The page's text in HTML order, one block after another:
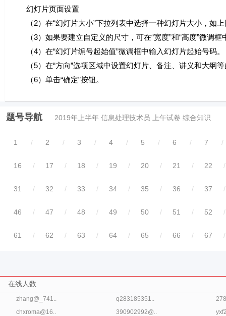
幻灯片页面设置
（2）在“幻灯片大小”下拉列表中选择一种幻灯片大小，如上
（3）如果要建立自定义的尺寸，可在“宽度”和“高度”微调框
（4）在“幻灯片编号起始值”微调框中输入幻灯片起始号码。
（5）在“方向”选项区域中设置幻灯片、备注、讲义和大纲等
（6）单击“确定”按钮。
题号导航 2019年上半年 信息处理技术员 上午试卷 综合知识
1 / 2 / 3 / 4 / 5 / 6 / 7 /
16 / 17 / 18 / 19 / 20 / 21 / 22 /
31 / 32 / 33 / 34 / 35 / 36 / 37 /
46 / 47 / 48 / 49 / 50 / 51 / 52 /
61 / 62 / 63 / 64 / 65 / 66 / 67 /
在线人数
zhang@_741.. q283185351..
chxroma@16..
390902992@..